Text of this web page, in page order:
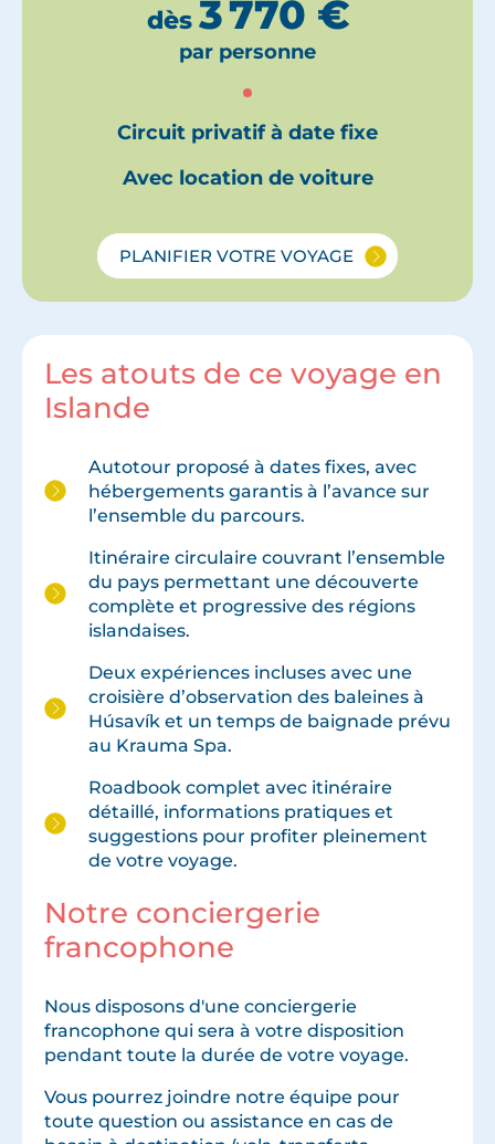
dès 3 770 €
par personne
Circuit privatif à date fixe
Avec location de voiture
PLANIFIER VOTRE VOYAGE
Les atouts de ce voyage en
Islande
Autotour proposé à dates fixes, avec
hébergements garantis à l’avance sur
l’ensemble du parcours.
Itinéraire circulaire couvrant l’ensemble
du pays permettant une découverte
complète et progressive des régions
islandaises.
Deux expériences incluses avec une
croisière d’observation des baleines à
Húsavík et un temps de baignade prévu
au Krauma Spa.
Roadbook complet avec itinéraire
détaillé, informations pratiques et
suggestions pour profiter pleinement
de votre voyage.
Notre conciergerie
francophone
Nous disposons d'une conciergerie
francophone qui sera à votre disposition
pendant toute la durée de votre voyage.
Vous pourrez joindre notre équipe pour
toute question ou assistance en cas de